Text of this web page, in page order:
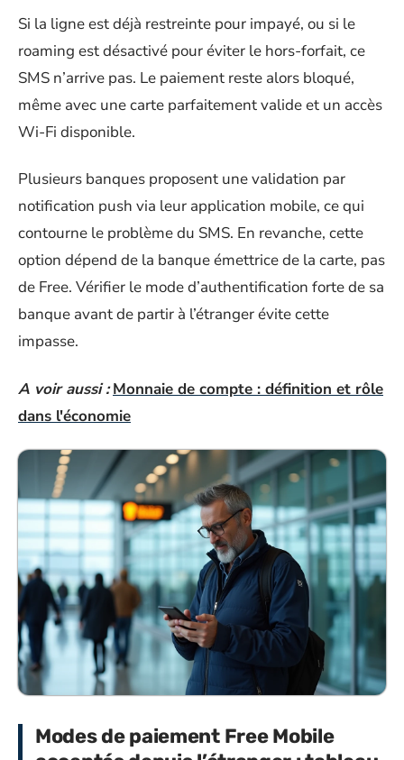
Si la ligne est déjà restreinte pour impayé, ou si le
roaming est désactivé pour éviter le hors-forfait, ce
SMS n’arrive pas. Le paiement reste alors bloqué,
même avec une carte parfaitement valide et un accès
Wi-Fi disponible.
Plusieurs banques proposent une validation par
notification push via leur application mobile, ce qui
contourne le problème du SMS. En revanche, cette
option dépend de la banque émettrice de la carte, pas
de Free. Vérifier le mode d’authentification forte de sa
banque avant de partir à l’étranger évite cette
impasse.
A voir aussi : Monnaie de compte : définition et rôle
dans l'économie
Modes de paiement Free Mobile